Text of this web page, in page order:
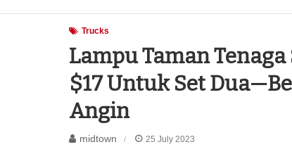
Trucks
Lampu Taman
$17 Untuk Set
Angin
midtown 25 July 2023